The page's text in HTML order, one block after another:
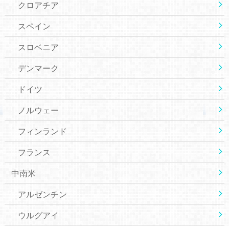
クロアチア
スペイン
スロベニア
デンマーク
ドイツ
ノルウェー
フィンランド
フランス
中南米
アルゼンチン
ウルグアイ